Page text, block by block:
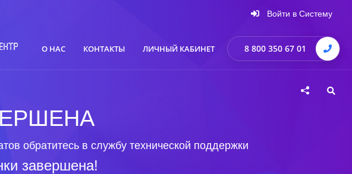
Войти в Систему
О НАС КОНТАКТЫ ЛИЧНЫЙ КАБИНЕТ 8 800 350 67 01
обратитесь в службу технической поддержки
завершена!